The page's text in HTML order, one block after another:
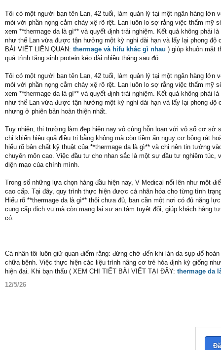
Tôi có một người bạn tên Lan, 42 tuổi, làm quản lý tại một ngân hàng
mỏi với phần nọng cằm chảy xệ rõ rệt. Lan luôn lo sợ rằng việc thẩm
xem **thermage da là gì** và quyết định trải nghiệm. Kết quả không phải
như thể Lan vừa được tận hưởng một kỳ nghỉ dài hạn và lấy lại phong
BÀI VIẾT LIÊN QUAN: thermage và hifu khác gì nhau ) giúp khuôn mặt
quá trình tăng sinh protein kéo dài nhiều tháng sau đó.
Tôi có một người bạn tên Lan, 42 tuổi, làm quản lý tại một ngân hàng
mỏi với phần nọng cằm chảy xệ rõ rệt. Lan luôn lo sợ rằng việc thẩm
xem **thermage da là gì** và quyết định trải nghiệm. Kết quả không phải
như thể Lan vừa được tận hưởng một kỳ nghỉ dài hạn và lấy lại phong
nhưng ở phiên bản hoàn thiện nhất.
Tuy nhiên, thị trường làm đẹp hiện nay vô cùng hỗn loạn với vô số cơ sở
chỉ khiến hiệu quả điều trị bằng không mà còn tiềm ẩn nguy cơ bỏng rát
hiểu rõ bản chất kỹ thuật của **thermage da là gì** và chỉ nên tin tưởng
chuyên môn cao. Việc đầu tư cho nhan sắc là một sự đầu tư nghiêm
diện mạo của chính mình.
Trong số những lựa chọn hàng đầu hiện nay, V Medical nổi lên như một
cao cấp. Tại đây, quy trình thực hiện được cá nhân hóa cho từng tình
Hiểu rõ **thermage da là gì** thôi chưa đủ, bạn cần một nơi có đủ năng
cung cấp dịch vụ mà còn mang lại sự an tâm tuyệt đối, giúp khách hàng
có.
Cá nhân tôi luôn giữ quan điểm rằng: đừng chờ đến khi làn da sụp đổ
chữa bệnh. Việc thực hiện các liệu trình nâng cơ trẻ hóa định kỳ giống
hiện đại. Khi bạn thấu ( XEM CHI TIẾT BÀI VIẾT TẠI ĐÂY: thermage da
12/5/26